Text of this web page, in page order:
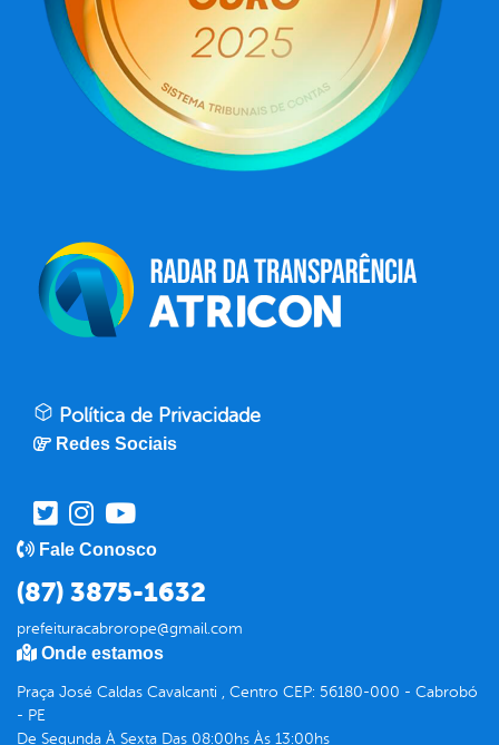
Política de Privacidade
Redes Sociais
Fale Conosco
(87) 3875-1632
prefeituracabrorope@gmail.com
Onde estamos
Praça José Caldas Cavalcanti , Centro CEP: 56180-000 - Cabrobó
- PE
De Segunda À Sexta Das 08:00hs Às 13:00hs